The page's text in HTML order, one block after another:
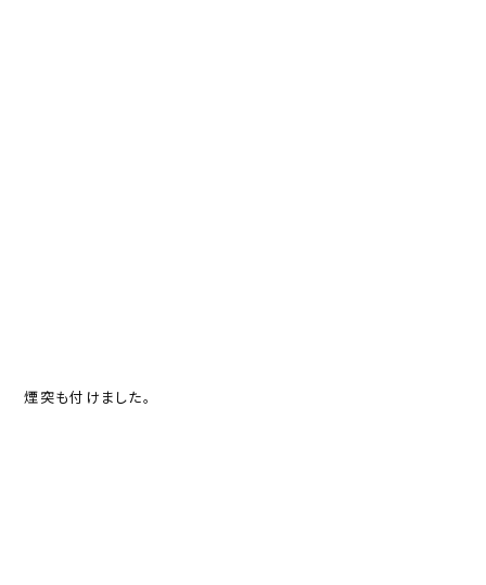
煙突も付けました。